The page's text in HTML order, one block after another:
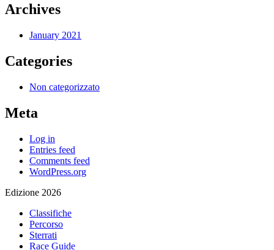
Archives
January 2021
Categories
Non categorizzato
Meta
Log in
Entries feed
Comments feed
WordPress.org
Edizione 2026
Classifiche
Percorso
Sterrati
Race Guide